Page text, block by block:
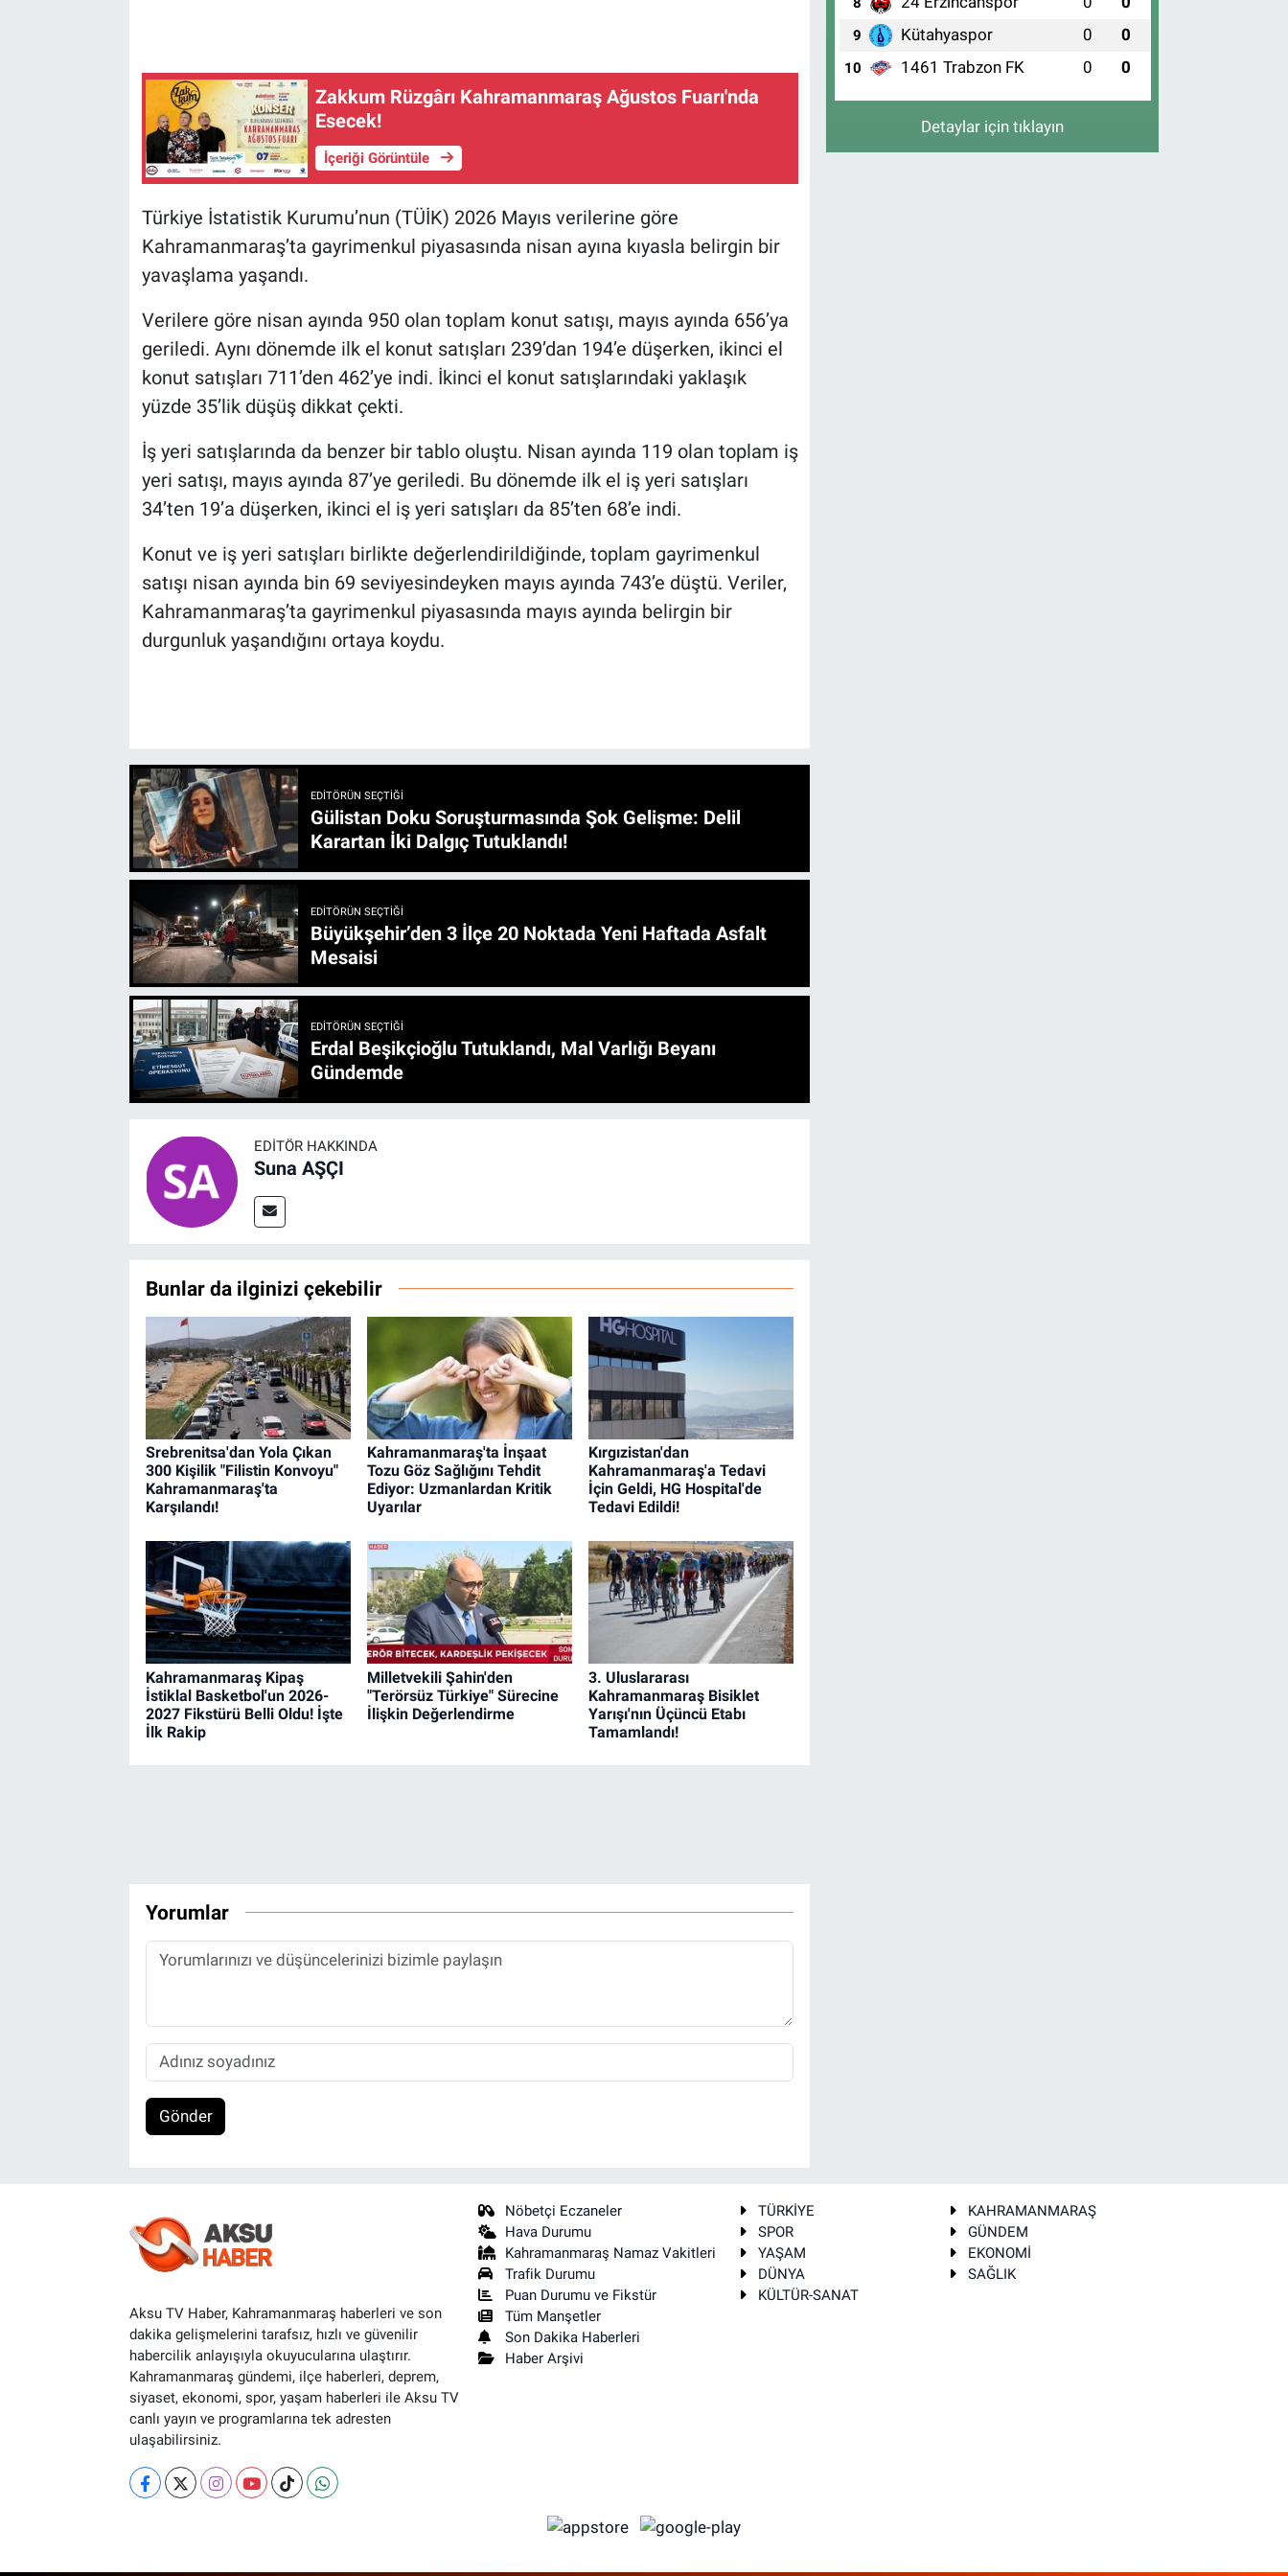
Zakkum Rüzgârı Kahramanmaraş Ağustos Fuarı'nda
Esecek!
İçeriği Görüntüle
Türkiye İstatistik Kurumu’nun (TÜİK) 2026 Mayıs verilerine göre
Kahramanmaraş’ta gayrimenkul piyasasında nisan ayına kıyasla belirgin bir
yavaşlama yaşandı.
Verilere göre nisan ayında 950 olan toplam konut satışı, mayıs ayında 656’ya
geriledi. Aynı dönemde ilk el konut satışları 239’dan 194’e düşerken, ikinci el
konut satışları 711’den 462’ye indi. İkinci el konut satışlarındaki yaklaşık
yüzde 35’lik düşüş dikkat çekti.
İş yeri satışlarında da benzer bir tablo oluştu. Nisan ayında 119 olan toplam iş
yeri satışı, mayıs ayında 87’ye geriledi. Bu dönemde ilk el iş yeri satışları
34’ten 19’a düşerken, ikinci el iş yeri satışları da 85’ten 68’e indi.
Konut ve iş yeri satışları birlikte değerlendirildiğinde, toplam gayrimenkul
satışı nisan ayında bin 69 seviyesindeyken mayıs ayında 743’e düştü. Veriler,
Kahramanmaraş’ta gayrimenkul piyasasında mayıs ayında belirgin bir
durgunluk yaşandığını ortaya koydu.
EDITÖRÜN SEÇTIĞI
Gülistan Doku Soruşturmasında Şok Gelişme: Delil
Karartan İki Dalgıç Tutuklandı!
EDITÖRÜN SEÇTIĞI
Büyükşehir’den 3 İlçe 20 Noktada Yeni Haftada Asfalt
Mesaisi
EDITÖRÜN SEÇTIĞI
Erdal Beşikçioğlu Tutuklandı, Mal Varlığı Beyanı
Gündemde
EDITÖR HAKKINDA
Suna AŞÇI
Bunlar da ilginizi çekebilir
Srebrenitsa'dan Yola Çıkan
300 Kişilik "Filistin Konvoyu"
Kahramanmaraş'ta
Karşılandı!
Kahramanmaraş'ta İnşaat
Tozu Göz Sağlığını Tehdit
Ediyor: Uzmanlardan Kritik
Uyarılar
Kırgızistan'dan
Kahramanmaraş'a Tedavi
İçin Geldi, HG Hospital'de
Tedavi Edildi!
Kahramanmaraş Kipaş
İstiklal Basketbol'un 2026-
2027 Fikstürü Belli Oldu! İşte
İlk Rakip
Milletvekili Şahin'den
"Terörsüz Türkiye" Sürecine
İlişkin Değerlendirme
3. Uluslararası
Kahramanmaraş Bisiklet
Yarışı'nın Üçüncü Etabı
Tamamlandı!
Yorumlar
Gönder
9 Kütahyaspor 0 0
10 1461 Trabzon FK 0 0
Detaylar için tıklayın
Aksu TV Haber, Kahramanmaraş haberleri ve son
dakika gelişmelerini tarafsız, hızlı ve güvenilir
habercilik anlayışıyla okuyucularına ulaştırır.
Kahramanmaraş gündemi, ilçe haberleri, deprem,
siyaset, ekonomi, spor, yaşam haberleri ile Aksu TV
canlı yayın ve programlarına tek adresten
ulaşabilirsiniz.
Nöbetçi Eczaneler
Hava Durumu
Kahramanmaraş Namaz Vakitleri
Trafik Durumu
Puan Durumu ve Fikstür
Tüm Manşetler
Son Dakika Haberleri
Haber Arşivi
TÜRKİYE
KAHRAMANMARAŞ
SPOR
GÜNDEM
YAŞAM
EKONOMİ
DÜNYA
SAĞLIK
KÜLTÜR-SANAT